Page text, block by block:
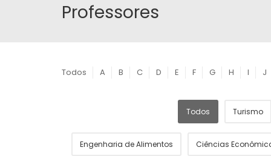
Professores
Todos A B C D E F G H I J
Todos Turismo
Engenharia de Alimentos Ciências